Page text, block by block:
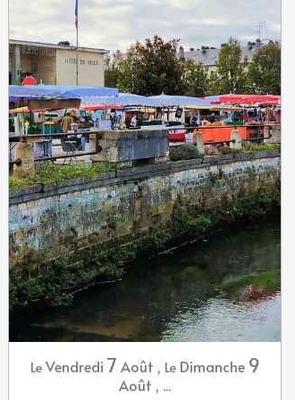
Le Vendredi 7 Août , Le Dimanche 9
Août , ...